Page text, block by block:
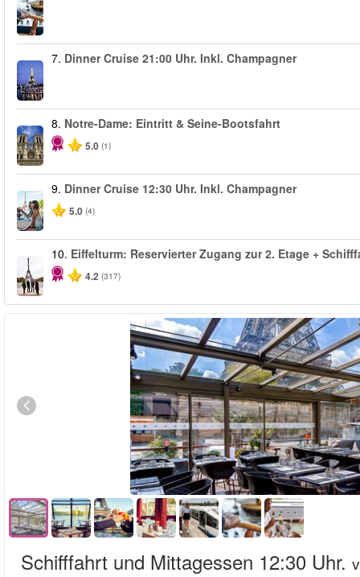
7. Dinner Cruise 21:00 Uhr. Inkl. Champagner
8. Notre-Dame: Eintritt & Seine-Bootsfahrt
5.0 (1)
9. Dinner Cruise 12:30 Uhr. Inkl. Champagner
5.0 (4)
10. Eiffelturm: Reservierter Zugang zur 2. Etage +
4.2 (317)
Schifffahrt und Mittagessen 12:30 Uhr.